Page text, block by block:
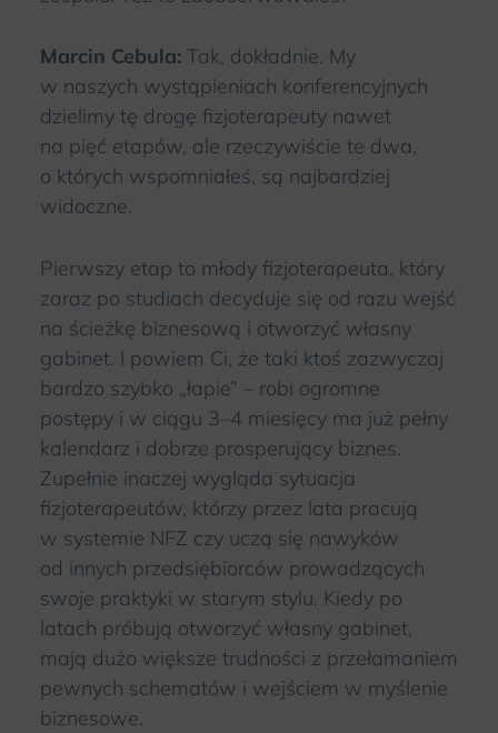
Marcin Cebula: Tak, dokładnie. My
w naszych wystąpieniach konferencyjnych
dzielimy tę drogę fizjoterapeuty nawet
na pięć etapów, ale rzeczywiście te dwa,
o których wspomniałeś, są najbardziej
widoczne.
Pierwszy etap to młody fizjoterapeuta, który
zaraz po studiach decyduje się od razu wejść
na ścieżkę biznesową i otworzyć własny
gabinet. I powiem Ci, że taki ktoś zazwyczaj
bardzo szybko „łapie” – robi ogromne
postępy i w ciągu 3–4 miesięcy ma już pełny
kalendarz i dobrze prosperujący biznes.
Zupełnie inaczej wygląda sytuacja
fizjoterapeutów, którzy przez lata pracują
w systemie NFZ czy uczą się nawyków
od innych przedsiębiorców prowadzących
swoje praktyki w starym stylu. Kiedy po
latach próbują otworzyć własny gabinet,
mają dużo większe trudności z przełamaniem
pewnych schematów i wejściem w myślenie
biznesowe.